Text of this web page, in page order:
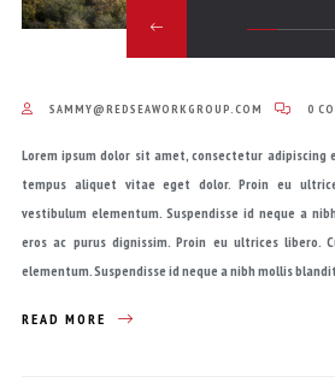
SAMMY@REDSEAWORKGROUP.COM 0
Lorem ipsum dolor sit amet, consectetur adipiscing
tempus aliquet vitae eget dolor. Proin eu
vestibulum elementum. Suspendisse id neque a
eros ac purus dignissim. Proin eu ultrices libero.
elementum. Suspendisse id neque a nibh mollis
READ MORE